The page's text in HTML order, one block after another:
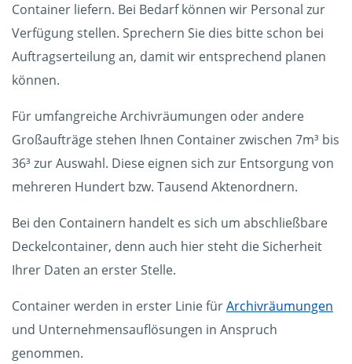
Container liefern. Bei Bedarf können wir Personal zur
Verfügung stellen. Sprechern Sie dies bitte schon bei
Auftragserteilung an, damit wir entsprechend planen
können.
Für umfangreiche Archivräumungen oder andere
Großaufträge stehen Ihnen Container zwischen 7m³ bis
36³ zur Auswahl. Diese eignen sich zur Entsorgung von
mehreren Hundert bzw. Tausend Aktenordnern.
Bei den Containern handelt es sich um abschließbare
Deckelcontainer, denn auch hier steht die Sicherheit
Ihrer Daten an erster Stelle.
Container werden in erster Linie fürArchivräumungen
und Unternehmensauflösungen in Anspruch
genommen.